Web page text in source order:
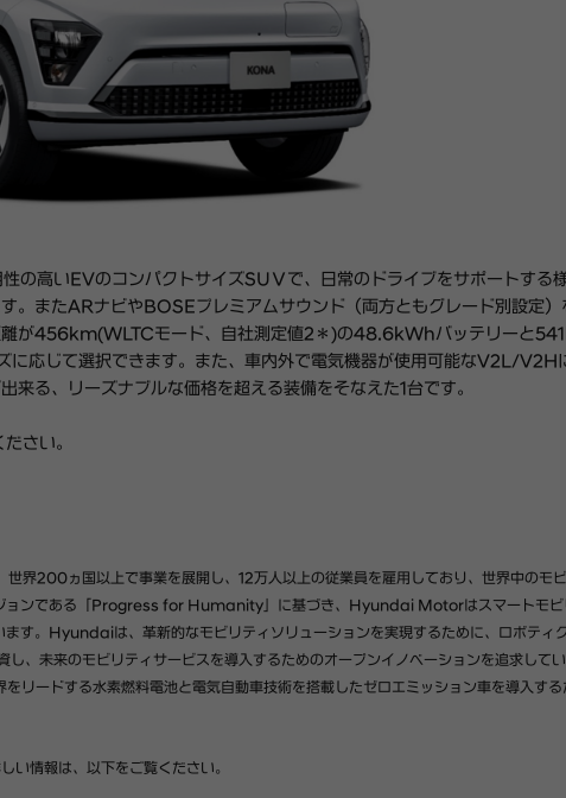
性の高い EVのコンパクトサイズSU Ｖで、日常のドライブをサポートする
。またARナビや BOSEプレミアムサウンド（両方ともグレード別設定）
が456km(WLTCモード、自社測定値2 ＊ )の48.6kWhバッテリーと
に応じて選択できます。また、車内外で電気機器が使用可能なV2L/V2H
来る、リーズナブルな価格を超える装備をそなえた1 台です。
さい。
世界200ヵ国以上で事業を展開し、 12万人以上の従業員を雇用しており、世界中のモ
ンである「
Progress for Humanity 」に基づき、 Hyundai Motor はスマートモ
す。
Hyundai は、革新的なモビリティソリューションを実現するために、ロボティ
し、未来のモビリティサービスを導入するためのオープンイノベーションを追求してい
をリードする水素燃料電池と電気自動車技術を搭載したゼロエミッション車を導入する
い情報は、以下をご覧ください。